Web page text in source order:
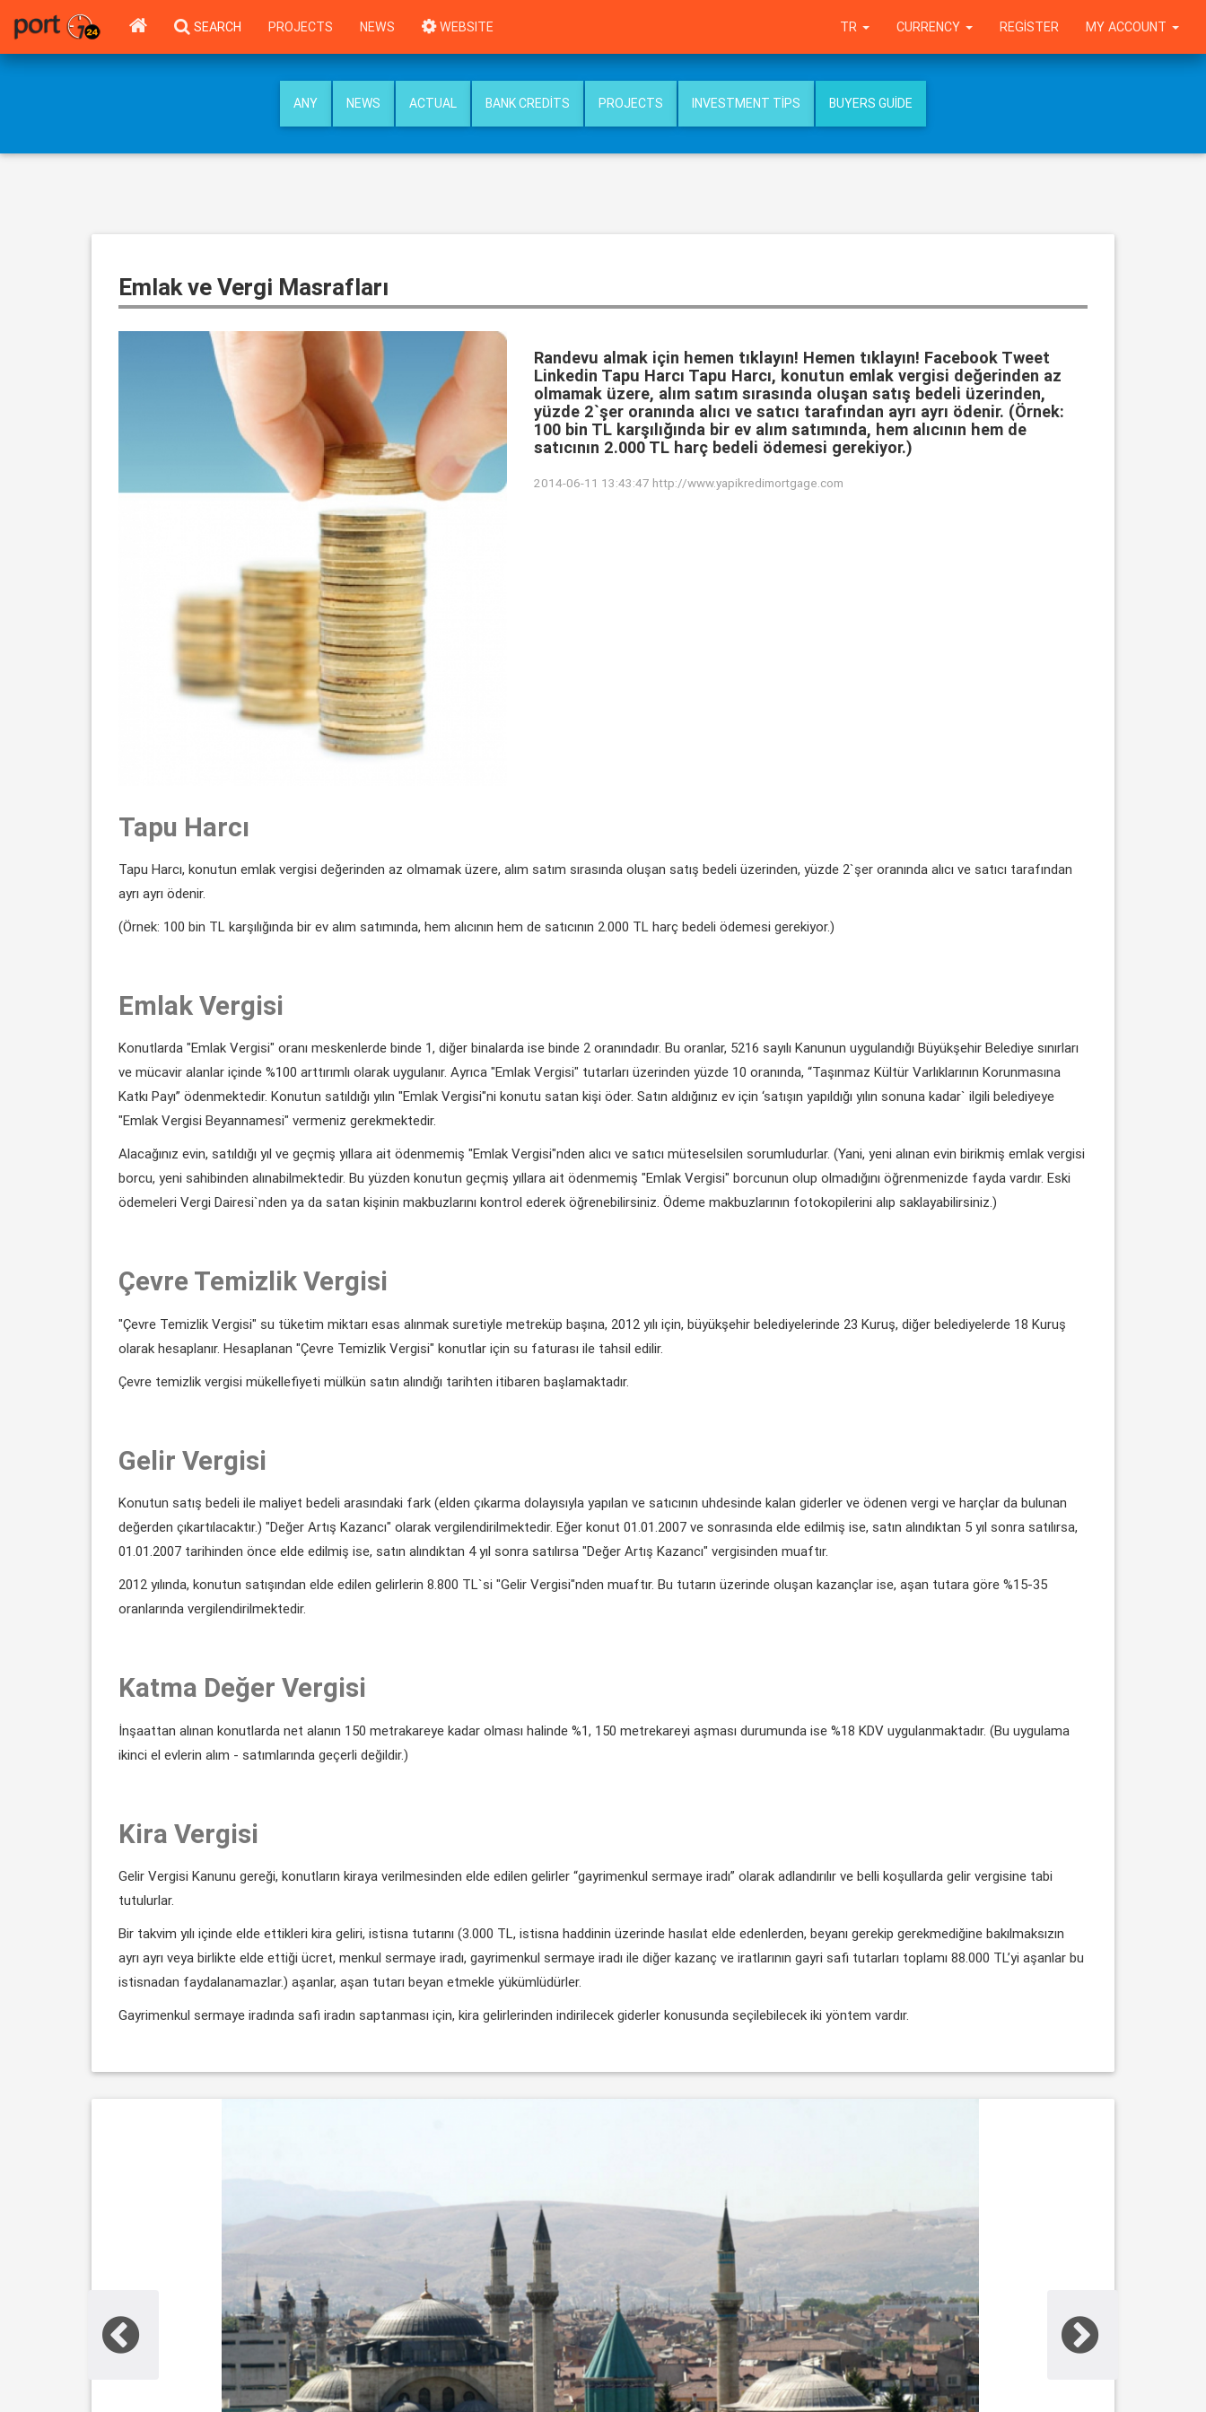
SEARCH PROJECTS NEWS WEBSITE MY ACCOUNT
REGISTER
CURRENCY
TR
ANY NEWS ACTUAL BANK CREDITS PROJECTS INVESTMENT TIPS BUYERS GUIDE
Emlak ve Vergi Masrafları
Randevu almak için hemen tıklayın! Hemen tıklayın! Facebook Tweet
Linkedin Tapu Harcı Tapu Harcı, konutun emlak vergisi değerinden az
olmamak üzere, alım satım sırasında oluşan satış bedeli üzerinden,
yüzde 2`şer oranında alıcı ve satıcı tarafından ayrı ayrı ödenir. (Örnek:
100 bin TL karşılığında bir ev alım satımında, hem alıcının hem de
satıcının 2.000 TL harç bedeli ödemesi gerekiyor.)
2014-06-11 13:43:47 http://www.yapikredimortgage.com
Tapu Harcı
Tapu Harcı, konutun emlak vergisi değerinden az olmamak üzere, alım satım sırasında oluşan satış bedeli üzerinden, yüzde 2`şer oranında alıcı ve satıcı tarafından
ayrı ayrı ödenir.
(Örnek: 100 bin TL karşılığında bir ev alım satımında, hem alıcının hem de satıcının 2.000 TL harç bedeli ödemesi gerekiyor.)
Emlak Vergisi
Konutlarda "Emlak Vergisi" oranı meskenlerde binde 1, diğer binalarda ise binde 2 oranındadır. Bu oranlar, 5216 sayılı Kanunun uygulandığı Büyükşehir Belediye sınırları
ve mücavir alanlar içinde %100 arttırımlı olarak uygulanır. Ayrıca "Emlak Vergisi" tutarları üzerinden yüzde 10 oranında, “Taşınmaz Kültür Varlıklarının Korunmasına
Katkı Payı” ödenmektedir. Konutun satıldığı yılın "Emlak Vergisi"ni konutu satan kişi öder. Satın aldığınız ev için ‘satışın yapıldığı yılın sonuna kadar` ilgili belediyeye
"Emlak Vergisi Beyannamesi" vermeniz gerekmektedir.
Alacağınız evin, satıldığı yıl ve geçmiş yıllara ait ödenmemiş "Emlak Vergisi"nden alıcı ve satıcı müteselsilen sorumludurlar. (Yani, yeni alınan evin birikmiş emlak vergisi
borcu, yeni sahibinden alınabilmektedir. Bu yüzden konutun geçmiş yıllara ait ödenmemiş "Emlak Vergisi" borcunun olup olmadığını öğrenmenizde fayda vardır. Eski
ödemeleri Vergi Dairesi`nden ya da satan kişinin makbuzlarını kontrol ederek öğrenebilirsiniz. Ödeme makbuzlarının fotokopilerini alıp saklayabilirsiniz.)
Çevre Temizlik Vergisi
"Çevre Temizlik Vergisi" su tüketim miktarı esas alınmak suretiyle metreküp başına, 2012 yılı için, büyükşehir belediyelerinde 23 Kuruş, diğer belediyelerde 18 Kuruş
olarak hesaplanır. Hesaplanan "Çevre Temizlik Vergisi" konutlar için su faturası ile tahsil edilir.
Çevre temizlik vergisi mükellefiyeti mülkün satın alındığı tarihten itibaren başlamaktadır.
Gelir Vergisi
Konutun satış bedeli ile maliyet bedeli arasındaki fark (elden çıkarma dolayısıyla yapılan ve satıcının uhdesinde kalan giderler ve ödenen vergi ve harçlar da bulunan
değerden çıkartılacaktır.) "Değer Artış Kazancı" olarak vergilendirilmektedir. Eğer konut 01.01.2007 ve sonrasında elde edilmiş ise, satın alındıktan 5 yıl sonra satılırsa,
01.01.2007 tarihinden önce elde edilmiş ise, satın alındıktan 4 yıl sonra satılırsa "Değer Artış Kazancı" vergisinden muaftır.
2012 yılında, konutun satışından elde edilen gelirlerin 8.800 TL`si "Gelir Vergisi"nden muaftır. Bu tutarın üzerinde oluşan kazançlar ise, aşan tutara göre %15-35
oranlarında vergilendirilmektedir.
Katma Değer Vergisi
İnşaattan alınan konutlarda net alanın 150 metrakareye kadar olması halinde %1, 150 metrekareyi aşması durumunda ise %18 KDV uygulanmaktadır. (Bu uygulama
ikinci el evlerin alım - satımlarında geçerli değildir.)
Kira Vergisi
Gelir Vergisi Kanunu gereği, konutların kiraya verilmesinden elde edilen gelirler “gayrimenkul sermaye iradı” olarak adlandırılır ve belli koşullarda gelir vergisine tabi
tutulurlar.
Bir takvim yılı içinde elde ettikleri kira geliri, istisna tutarını (3.000 TL, istisna haddinin üzerinde hasılat elde edenlerden, beyanı gerekip gerekmediğine bakılmaksızın
ayrı ayrı veya birlikte elde ettiği ücret, menkul sermaye iradı, gayrimenkul sermaye iradı ile diğer kazanç ve iratlarının gayri safi tutarları toplamı 88.000 TL’yi aşanlar bu
istisnadan faydalanamazlar.) aşanlar, aşan tutarı beyan etmekle yükümlüdürler.
Gayrimenkul sermaye iradında safi iradın saptanması için, kira gelirlerinden indirilecek giderler konusunda seçilebilecek iki yöntem vardır.